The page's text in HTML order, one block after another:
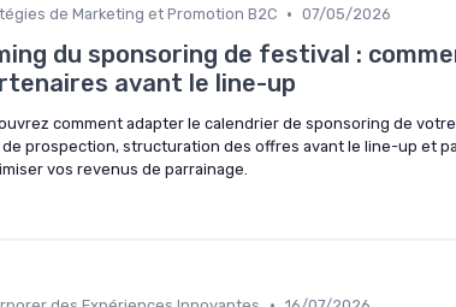
de Marketing et Promotion B2C • 07/05/2026
du sponsoring de festival :
avant le line-up
comment adapter le calendrier de sponsoring de
de prospection, structuration des offres avant le line-up et
vos revenus de parrainage.